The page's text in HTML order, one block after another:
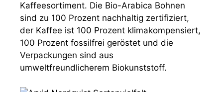
Kaffeesortiment. Die Bio-Arabica Bohnen
sind zu 100 Prozent nachhaltig zertifiziert,
der Kaffee ist 100 Prozent klimakompensiert,
100 Prozent fossilfrei geröstet und die
Verpackungen sind aus
umweltfreundlicherem Biokunststoff.